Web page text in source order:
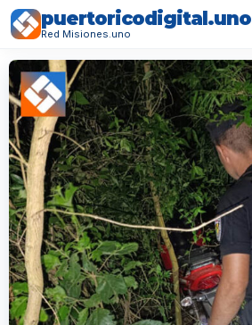
puertoricodigital.uno
Red Misiones.uno